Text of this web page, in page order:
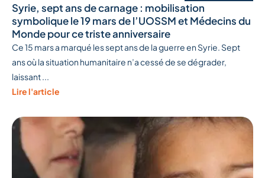
Syrie, sept ans de carnage : mobilisation
symbolique le 19 mars de l’UOSSM et Médecins du
Monde pour ce triste anniversaire
Ce 15 mars a marqué les sept ans de la guerre en Syrie. Sept
ans où la situation humanitaire n’a cessé de se dégrader,
laissant ...
Lire l'article